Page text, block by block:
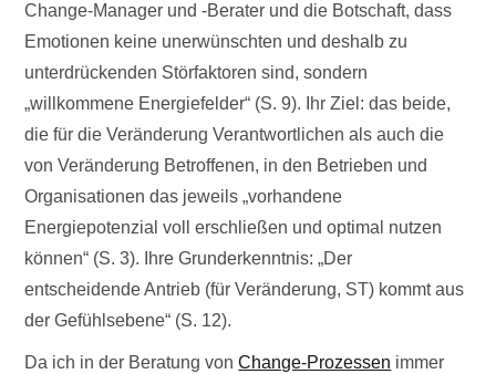
Change-Manager und -Berater und die Botschaft, dass
Emotionen keine unerwünschten und deshalb zu
unterdrückenden Störfaktoren sind, sondern
„willkommene Energiefelder“ (S. 9). Ihr Ziel: das beide,
die für die Veränderung Verantwortlichen als auch die
von Veränderung Betroffenen, in den Betrieben und
Organisationen das jeweils „vorhandene
Energiepotenzial voll erschließen und optimal nutzen
können“ (S. 3). Ihre Grunderkenntnis: „Der
entscheidende Antrieb (für Veränderung, ST) kommt aus
der Gefühlsebene“ (S. 12).
Da ich in der Beratung vonChange-Prozessen immer